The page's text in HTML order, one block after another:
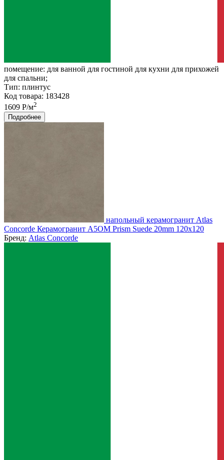
помещение: для ванной для гостиной для кухни для прихожей
для спальни;
Тип: плинтус
Код товара: 183428
1609 Р/м2
Подробнее
напольный керамогранит Atlas
Concorde Керамогранит A5OM Prism Suede 20mm 120x120
Бренд: Atlas Concorde